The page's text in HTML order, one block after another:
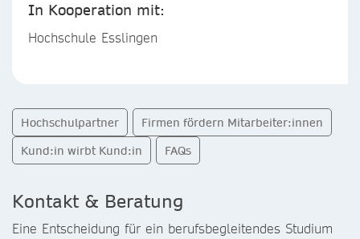
In Kooperation mit:
Hochschule Esslingen
Hochschulpartner
Firmen fördern Mitarbeiter:innen
Kund:in wirbt Kund:in
FAQs
Kontakt & Beratung
Eine Entscheidung für ein berufsbegleitendes Studium